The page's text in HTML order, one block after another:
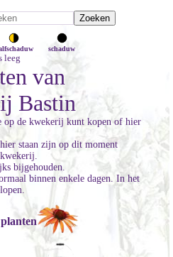
schaduw
leeg
van
Bastin
op de kwekerij kunt kopen of hier
staan zijn op dit moment
bijgehouden.
binnen enkele dagen. In het